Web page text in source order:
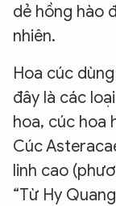
dẻ hồng hào
nhiên.
Hoa cúc
đây là các
hoa, cúc hoa
Cúc
linh cao
“Từ Hy